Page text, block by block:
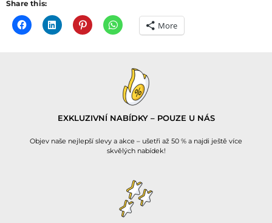
Share this:
More
EXKLUZIVNÍ NABÍDKY – POUZE U NÁS
Objev naše nejlepší slevy a akce – ušetři až 50 % a najdi ještě více
skvělých nabídek!